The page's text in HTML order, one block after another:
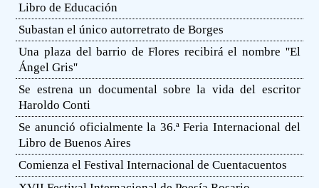
Libro de Educación
Subastan el único autorretrato de Borges
Una plaza del barrio de Flores recibirá el nombre ''El
Ángel Gris''
Se estrena un documental sobre la vida del escritor
Haroldo Conti
Se anunció oficialmente la 36.ª Feria Internacional del
Libro de Buenos Aires
Comienza el Festival Internacional de Cuentacuentos